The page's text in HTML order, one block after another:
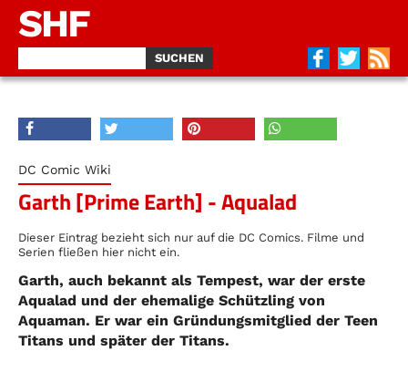
SHF
DC Comic Wiki
Garth [Prime Earth] - Aqualad
Dieser Eintrag bezieht sich nur auf die DC Comics. Filme und
Serien fließen hier nicht ein.
Garth, auch bekannt als Tempest, war der erste
Aqualad und der ehemalige Schützling von
Aquaman. Er war ein Gründungsmitglied der Teen
Titans und später der Titans.